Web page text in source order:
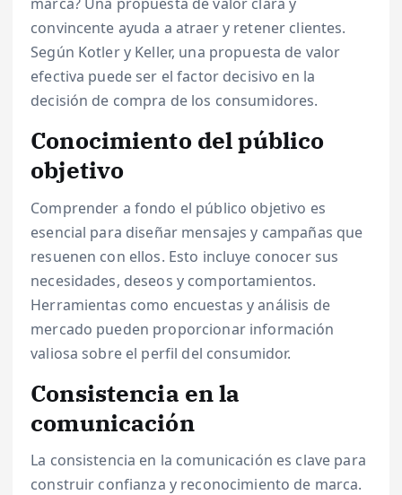
convincente ayuda a atraer y retener clientes.
Según Kotler y Keller, una propuesta de valor
efectiva puede ser el factor decisivo en la
decisión de compra de los consumidores.
Conocimiento del público
objetivo
Comprender a fondo el público objetivo es
esencial para diseñar mensajes y campañas que
resuenen con ellos. Esto incluye conocer sus
necesidades, deseos y comportamientos.
Herramientas como encuestas y análisis de
mercado pueden proporcionar información
valiosa sobre el perfil del consumidor.
Consistencia en la
comunicación
La consistencia en la comunicación es clave para
construir confianza y reconocimiento de marca.